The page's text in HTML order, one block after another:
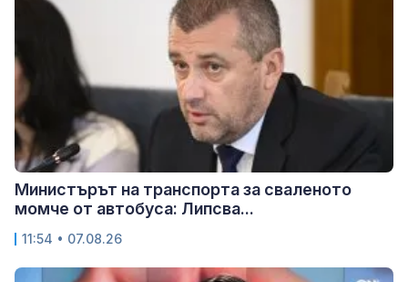
Министърът на транспорта за сваленото
момче от автобуса: Липсва...
11:54 • 07.08.26